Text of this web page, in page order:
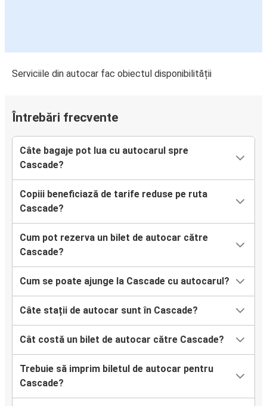
Serviciile din autocar fac obiectul disponibilității
Întrebări frecvente
Câte bagaje pot lua cu autocarul spre
Cascade?
Copiii beneficiază de tarife reduse pe ruta
Cascade?
Cum pot rezerva un bilet de autocar către
Cascade?
Cum se poate ajunge la Cascade cu autocarul?
Câte stații de autocar sunt în Cascade?
Cât costă un bilet de autocar către Cascade?
Trebuie să imprim biletul de autocar pentru
Cascade?